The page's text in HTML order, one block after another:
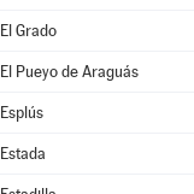
El Grado
El Pueyo de Araguás
Esplús
Estada